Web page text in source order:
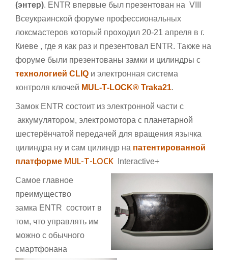
(энтер). ENTR впервые был презентован на VIII
Всеукраинской форуме профессиональных
локсмастеров который проходил 20-21 апреля в г.
Киеве , где я как раз и презентовал ENTR. Также на
форуме были презентованы замки и цилиндры с
технологией CLIQ и электронная система
контроля ключей MUL‑T‑LOCK® Traka21.
Замок ENTR состоит из электронной части с
аккумулятором, электромотора с планетарной
шестерёнчатой передачей для вращения язычка
цилиндра ну и сам цилиндр на патентированной
платформе MUL-T-LOCK Interactive+
Самое главное
преимущество
замка ENTR состоит в
том, что управлять им
можно с обычного
смартфонана